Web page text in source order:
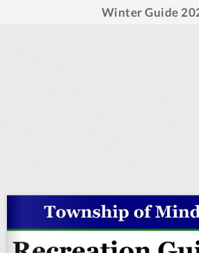
Winter Guide